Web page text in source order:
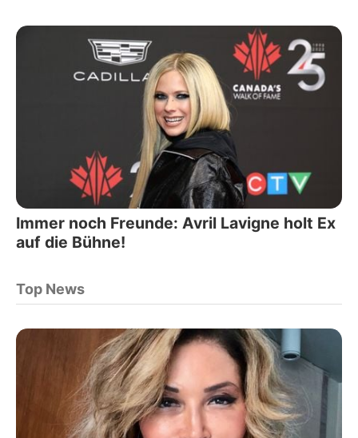
Immer noch Freunde: Avril Lavigne holt Ex
auf die Bühne!
Top News